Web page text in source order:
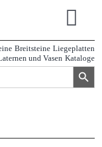
Breitsteine Liegeplatten
und Vasen Kataloge
Search Button